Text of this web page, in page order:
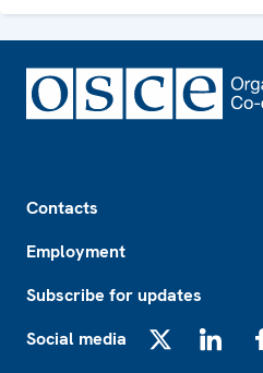
Contacts
Employment
Subscribe for updates
Social media